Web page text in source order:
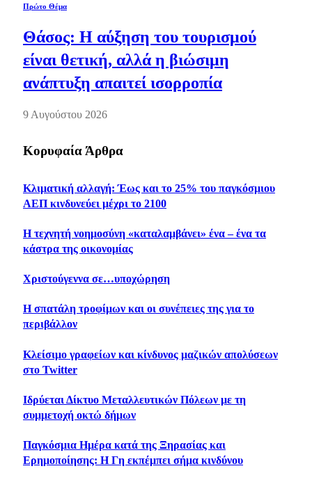
Πρώτο Θέμα
Θάσος: Η αύξηση του τουρισμού
είναι θετική, αλλά η βιώσιμη
ανάπτυξη απαιτεί ισορροπία
9 Αυγούστου 2026
Κορυφαία Άρθρα
Κλιματική αλλαγή: Έως και το 25% του παγκόσμιου
ΑΕΠ κινδυνεύει μέχρι το 2100
Η τεχνητή νοημοσύνη «καταλαμβάνει» ένα – ένα τα
κάστρα της οικονομίας
Χριστούγεννα σε…υποχώρηση
Η σπατάλη τροφίμων και οι συνέπειες της για το
περιβάλλον
Κλείσιμο γραφείων και κίνδυνος μαζικών απολύσεων
στο Twitter
Iδρύεται Δίκτυο Μεταλλευτικών Πόλεων με τη
συμμετοχή οκτώ δήμων
Παγκόσμια Ημέρα κατά της Ξηρασίας και
Ερημοποίησης: Η Γη εκπέμπει σήμα κινδύνου